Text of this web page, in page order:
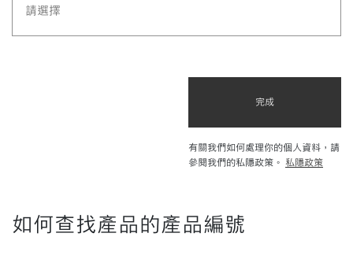
完成
有關我們如何處理你的個人資料，請
參閱我們的私隱政策。 私隱政策
如何查找產品的產品編號